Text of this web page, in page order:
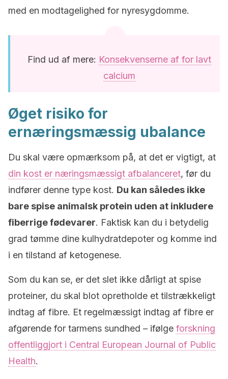
med en modtagelighed for nyresygdomme.
Find ud af mere: Konsekvenserne af for lavt
calcium
Øget risiko for
ernæringsmæssig ubalance
Du skal være opmærksom på, at det er vigtigt, at
din kost er næringsmæssigt afbalanceret, før du
indfører denne type kost. Du kan således ikke
bare spise animalsk protein uden at inkludere
fiberrige fødevarer. Faktisk kan du i betydelig
grad tømme dine kulhydratdepoter og komme ind
i en tilstand af ketogenese.
Som du kan se, er det slet ikke dårligt at spise
proteiner, du skal blot opretholde et tilstrækkeligt
indtag af fibre. Et regelmæssigt indtag af fibre er
afgørende for tarmens sundhed – ifølge forskning
offentliggjort i Central European Journal of Public
Health.